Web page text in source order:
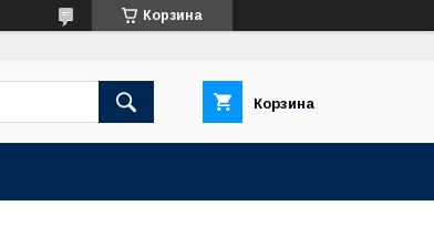
Корзина
Корзина